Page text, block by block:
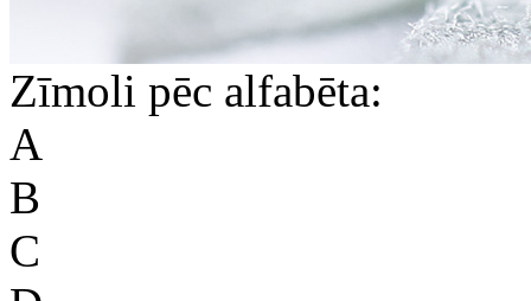
Zīmoli pēc alfabēta:
A
B
C